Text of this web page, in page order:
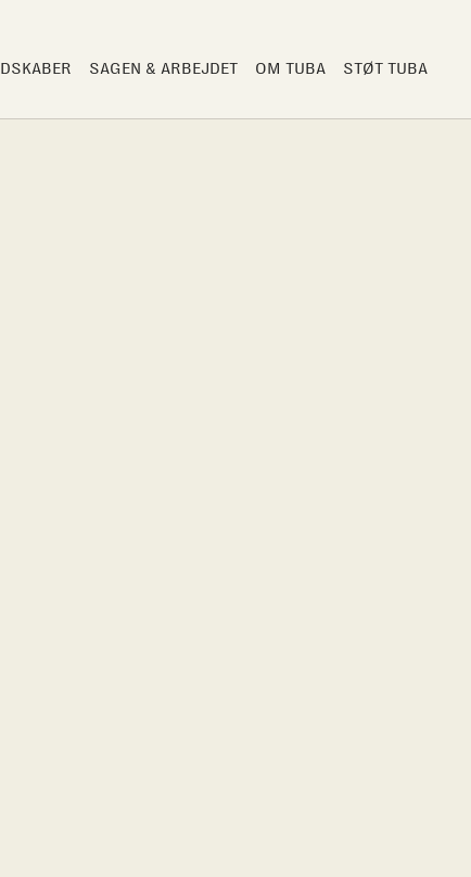
SAGEN & ARBEJDET OM TUBA STØT TUBA